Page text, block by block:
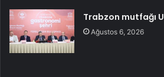
Trabzon mutfağı
Ağustos 6, 2026